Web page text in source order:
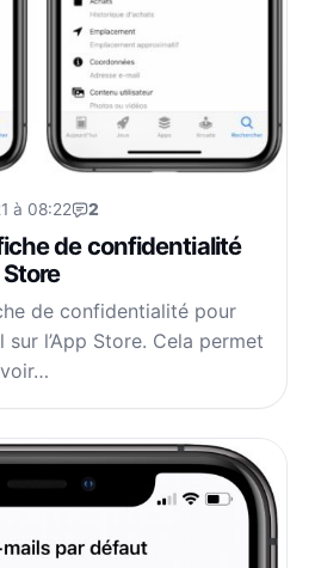
à 08:22 2
de confidentialité
Store
de confidentialité pour
l’App Store. Cela permet